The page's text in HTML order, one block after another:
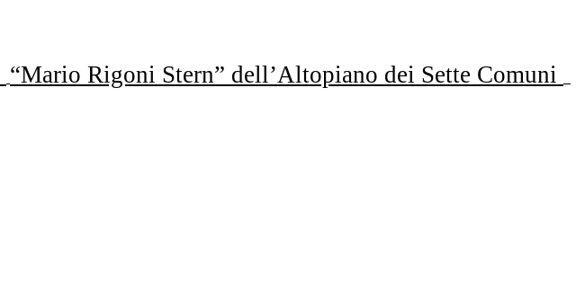
“Mario Rigoni Stern” dell’Altopiano dei Sette Comuni